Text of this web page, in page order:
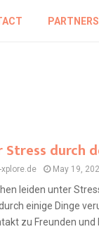
PARTNERS
durch
xplore.de May 19,
leiden unter
einige Dinge
zu Freunden und